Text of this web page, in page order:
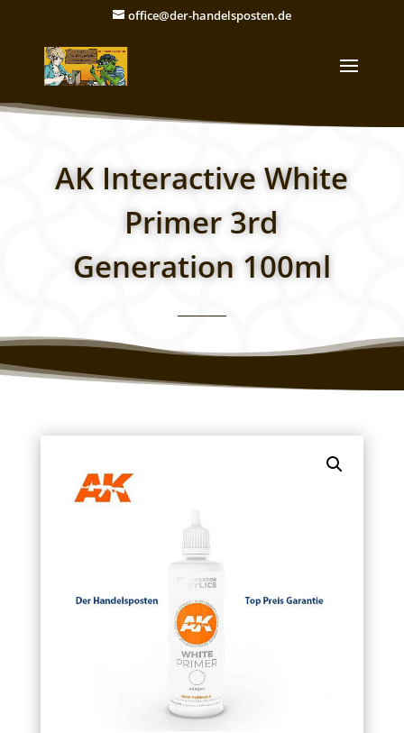
office@der-handelsposten.de
AK Interactive White
Primer 3rd
Generation 100ml